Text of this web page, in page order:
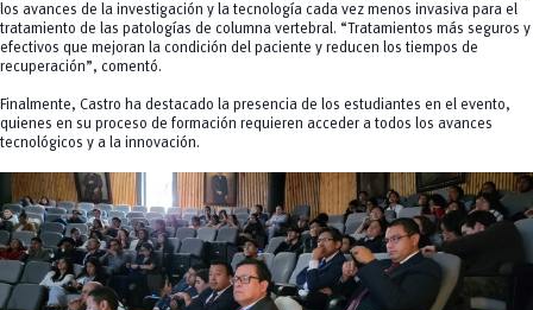
los avances de la investigación y la tecnología cada vez menos invasiva para el
tratamiento de las patologías de columna vertebral. “Tratamientos más seguros y
efectivos que mejoran la condición del paciente y reducen los tiempos de
recuperación”, comentó.
Finalmente, Castro ha destacado la presencia de los estudiantes en el evento,
quienes en su proceso de formación requieren acceder a todos los avances
tecnológicos y a la innovación.